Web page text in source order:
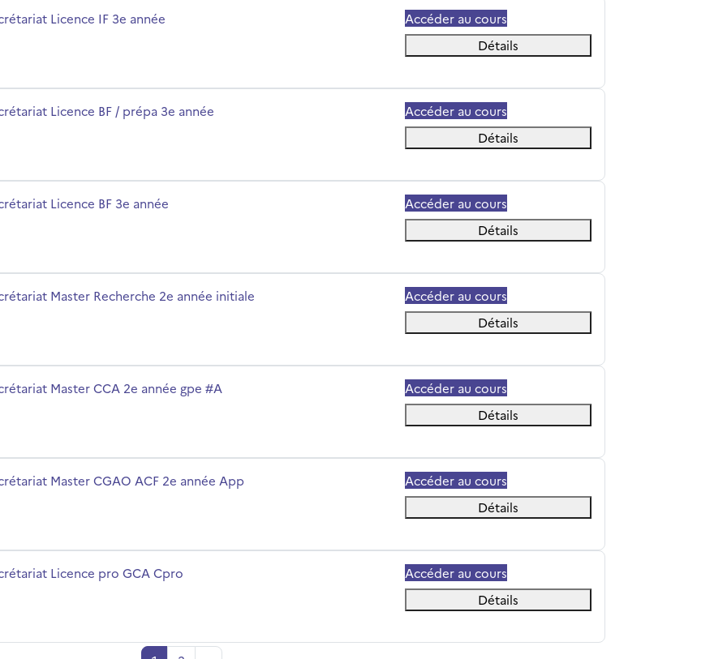
du coursLicence IF 3e année
Accéder au cours
Détails
du coursLicence BF / prépa 3e année
Accéder au cours
Détails
du coursLicence BF 3e année
Accéder au cours
Détails
initiale
du coursMaster Recherche 2e année initiale
Accéder au cours
Détails
du coursMaster CCA 2e année gpe #A
Accéder au cours
Détails
App
du coursMaster CGAO ACF 2e année App
Accéder au cours
Détails
du coursLicence pro GCA Cpro
Accéder au cours
Détails